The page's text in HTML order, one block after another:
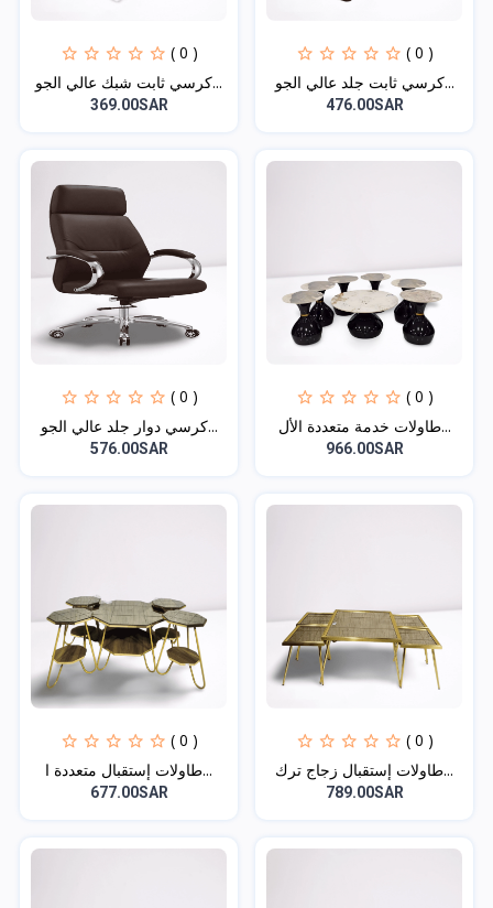
( 0 )
كرسي ثابت شبك عالي الجو...
369.00SAR
( 0 )
كرسي ثابت جلد عالي الجو...
476.00SAR
( 0 )
كرسي دوار جلد عالي الجو...
576.00SAR
( 0 )
طاولات خدمة متعددة الأل...
966.00SAR
( 0 )
طاولات إستقبال متعددة ا...
677.00SAR
( 0 )
طاولات إستقبال زجاج ترك...
789.00SAR